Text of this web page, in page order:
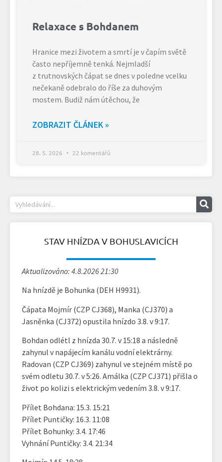
Relaxace s Bohdanem
Hranice mezi životem a smrtí je v čapím světě
často nepříjemně tenká. Nejmladší
z trutnovských čápat se dnes v poledne vcelku
nečekaně odebralo do říše za duhovým
mostem. Budiž nám útěchou, že
ZOBRAZIT ČLÁNEK »
28. 5. 2026 22 komentářů
STAV HNÍZDA V BOHUSLAVICÍCH
Aktualizováno: 4.8.2026 21:30
Na hnízdě je Bohunka (DEH H9931).
Čápata Mojmír (CZP CJ368), Manka (CJ370) a
Jasněnka (CJ372) opustila hnízdo 3.8. v 9:17.
Bohdan odlétl z hnízda 30.7. v 15:18 a následně
zahynul v napájecím kanálu vodní elektrárny.
Radovan (CZP CJ369) zahynul ve stejném místě po
svém odletu 30.7. v 5:26. Amálka (CZP CJ371) přišla o
život po kolizi s elektrickým vedením 3.8. v 9:17.
Přílet Bohdana: 15.3. 15:21
Přílet Puntičky: 16.3. 11:08
Přílet Bohunky: 3.4. 17:46
Vyhnání Puntičky: 3.4. 21:34